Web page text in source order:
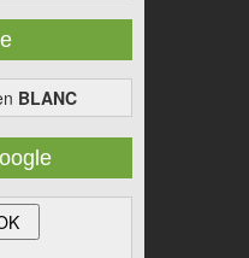
BLANC